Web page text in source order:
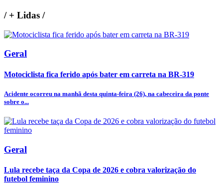
/+ Lidas /
Geral
Motociclista fica ferido após bater em carreta na BR-319
Acidente ocorreu na manhã desta quinta-feira (26), na cabeceira da ponte
sobre o...
Geral
Lula recebe taça da Copa de 2026 e cobra valorização do
futebol feminino